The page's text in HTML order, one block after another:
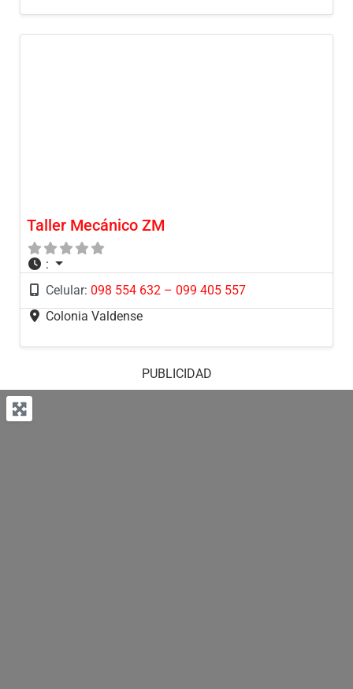
Taller Mecánico ZM
:
Celular: 098 554 632 – 099 405 557
Colonia Valdense
PUBLICIDAD